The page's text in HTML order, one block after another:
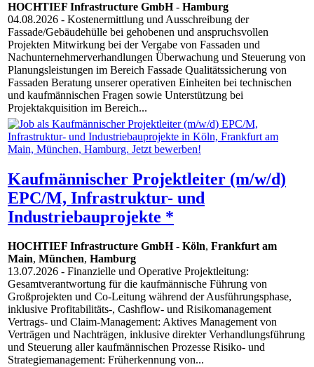
HOCHTIEF Infrastructure GmbH- Hamburg
04.08.2026 - Kostenermittlung und Ausschreibung der
Fassade/Gebäudehülle bei gehobenen und anspruchsvollen
Projekten Mitwirkung bei der Vergabe von Fassaden und
Nachunternehmerverhandlungen Überwachung und Steuerung von
Planungsleistungen im Bereich Fassade Qualitätssicherung von
Fassaden Beratung unserer operativen Einheiten bei technischen
und kaufmännischen Fragen sowie Unterstützung bei
Projektakquisition im Bereich...
Kaufmännischer Projektleiter (m/w/d)
EPC/M, Infrastruktur- und
Industriebauprojekte *
HOCHTIEF Infrastructure GmbH- Köln, Frankfurt am
Main, München, Hamburg
13.07.2026 - Finanzielle und Operative Projektleitung:
Gesamtverantwortung für die kaufmännische Führung von
Großprojekten und Co-Leitung während der Ausführungsphase,
inklusive Profitabilitäts-, Cashflow- und Risikomanagement
Vertrags- und Claim-Management: Aktives Management von
Verträgen und Nachträgen, inklusive direkter Verhandlungsführung
und Steuerung aller kaufmännischen Prozesse Risiko- und
Strategiemanagement: Früherkennung von...